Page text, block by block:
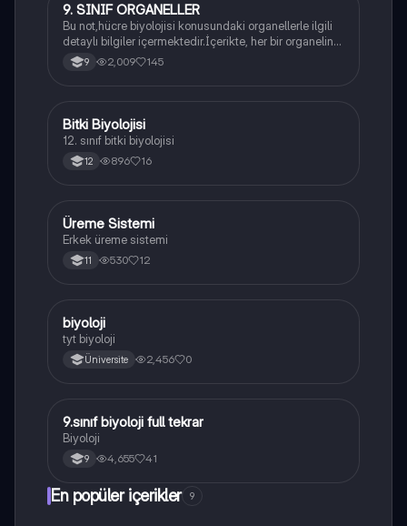
Biyoloji
9. SINIF ORGANELLER
Bu not,hücre biyolojisi konusundaki organellerle ilgili
detaylı bilgiler içermektedir.İçerikte, her bir organelin
yapısı,fonksiyonları ve hücre içindeki rolü
açıklanmaktadır.
9 2,009 145
Biyoloji
Bitki Biyolojisi
12. sınıf bitki biyolojisi
12 896 16
Biyoloji
Üreme Sistemi
Erkek üreme sistemi
11 530 12
BBiyoloji
biyoloji
tyt biyoloji
Üniversite 2,456 0
Biyoloji
9.sınıf biyoloji full tekrar
Biyoloji
9 4,655 41
En popüler içerikler 9